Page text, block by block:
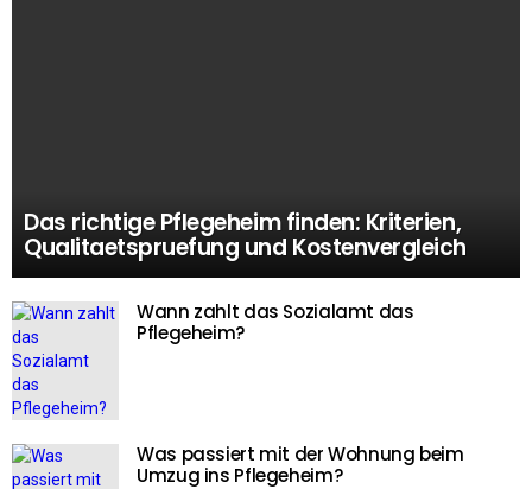
Das richtige Pflegeheim finden: Kriterien,
Qualitaetspruefung und Kostenvergleich
Wann zahlt das Sozialamt das
Pflegeheim?
Was passiert mit der Wohnung beim
Umzug ins Pflegeheim?